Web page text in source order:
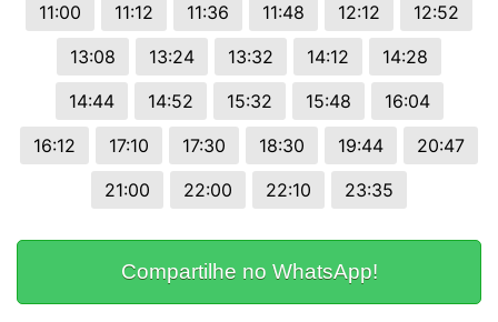
11:00
11:12 11:36 11:48 12:12
12:52
13:08
13:24 13:32 14:12
14:28
14:44
14:52 15:32 15:48
16:04
16:12
17:10 17:30 18:30 19:44
20:47
21:00
22:00 22:10 23:35
Compartilhe no WhatsApp!